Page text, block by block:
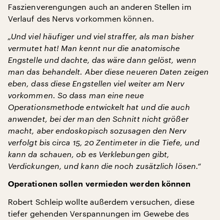
Faszienverengungen auch an anderen Stellen im
Verlauf des Nervs vorkommen können.
„Und viel häufiger und viel straffer, als man bisher
vermutet hat! Man kennt nur die anatomische
Engstelle und dachte, das wäre dann gelöst, wenn
man das behandelt. Aber diese neueren Daten zeigen
eben, dass diese Engstellen viel weiter am Nerv
vorkommen. So dass man eine neue
Operationsmethode entwickelt hat und die auch
anwendet, bei der man den Schnitt nicht größer
macht, aber endoskopisch sozusagen den Nerv
verfolgt bis circa 15, 20 Zentimeter in die Tiefe, und
kann da schauen, ob es Verklebungen gibt,
Verdickungen, und kann die noch zusätzlich lösen.“
Operationen sollen vermieden werden können
Robert Schleip wollte außerdem versuchen, diese
tiefer gehenden Verspannungen im Gewebe des